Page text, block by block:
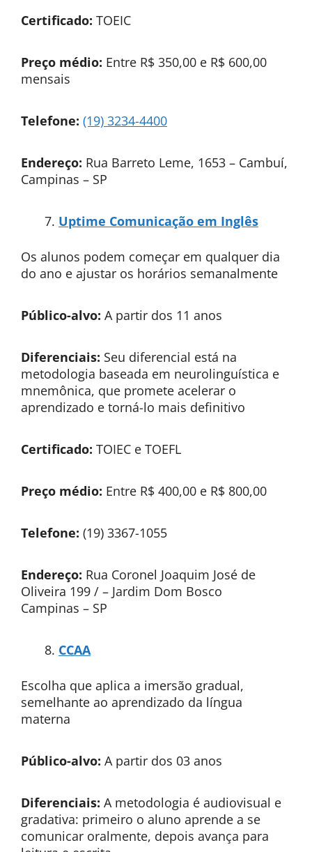
Certificado: TOEIC
Preço médio: Entre R$ 350,00 e R$ 600,00
mensais
Telefone: (19) 3234-4400
Endereço: Rua Barreto Leme, 1653 – Cambuí,
Campinas – SP
Uptime Comunicação em Inglês
Os alunos podem começar em qualquer dia
do ano e ajustar os horários semanalmente
Público-alvo: A partir dos 11 anos
Diferenciais: Seu diferencial está na
metodologia baseada em neurolinguística e
mnemônica, que promete acelerar o
aprendizado e torná-lo mais definitivo
Certificado: TOIEC e TOEFL
Preço médio: Entre R$ 400,00 e R$ 800,00
Telefone: (19) 3367-1055
Endereço: Rua Coronel Joaquim José de
Oliveira 199 / – Jardim Dom Bosco
Campinas – SP
CCAA
Escolha que aplica a imersão gradual,
semelhante ao aprendizado da língua
materna
Público-alvo: A partir dos 03 anos
Diferenciais: A metodologia é audiovisual e
gradativa: primeiro o aluno aprende a se
comunicar oralmente, depois avança para